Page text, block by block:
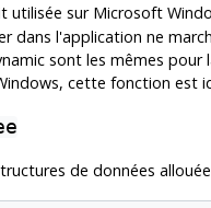
utilisée sur Microsoft
dans l'application ne
sont les mêmes pour
cette fonction est
de données